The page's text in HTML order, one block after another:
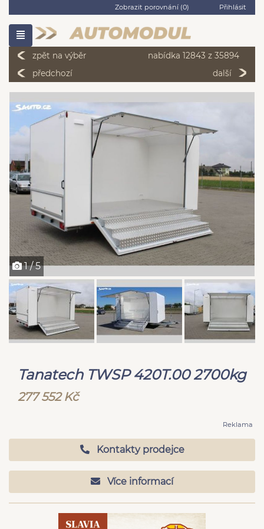
Zobrazit porovnání (0) Přihlásit
zpět na výběr
nabídka 12843 z 35894
předchozí
další
1 / 5
Tanatech TWSP 420T.00 2700kg
277 552 Kč
Reklama
Kontakty prodejce
Více informací